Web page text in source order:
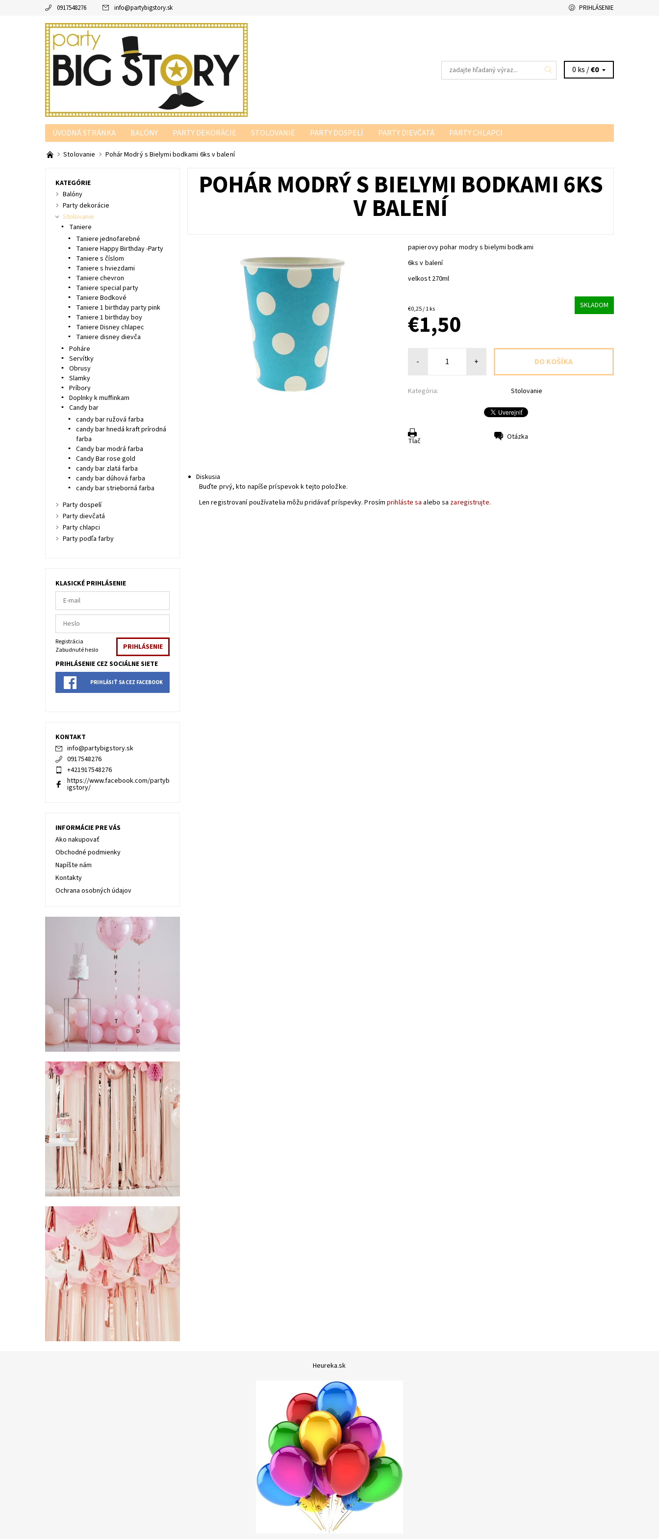
0917548276 info@partybigstory.sk PRIHLÁSENIE
0 ks /€0
ÚVODNÁ STRÁNKA BALÓNY PARTY DEKORÁCIE STOLOVANIE PARTY DOSPELÍ PARTY DIEVČATÁ
PARTY CHLAPCI
PARTY PODĽA FARBY
Stolovanie Pohár Modrý s Bielymi bodkami 6ks v balení
POHÁR MODRÝ S BIELYMI BODKAMI 6KS
V BALENÍ
papierovy pohar modry s bielymi bodkami
6ks v balení
velkost 270ml
€0,25 / 1 ks SKLADOM
€1,50
- +
Kategória: Stolovanie
Tlač Otázka
Diskusia
Buďte prvý, kto napíše príspevok k tejto položke.
Len registrovaní používatelia môžu pridávať príspevky. Prosímprihláste sa alebo sa zaregistrujte.
KATEGÓRIE
Balóny
Party dekorácie
Stolovanie
Taniere
Taniere jednofarebné
Taniere Happy Birthday -Party
Taniere s číslom
Taniere s hviezdami
Taniere chevron
Taniere special party
Taniere Bodkové
Taniere 1 birthday party pink
Taniere 1 birthday boy
Taniere Disney chlapec
Taniere disney dievča
Poháre
Servítky
Obrusy
Slamky
Príbory
Doplnky k muffinkam
Candy bar
candy bar ružová farba
candy bar hnedá kraft prírodná
farba
Candy bar modrá farba
Candy Bar rose gold
candy bar zlatá farba
candy bar dúhová farba
candy bar strieborná farba
Party dospelí
Party dievčatá
Party chlapci
Party podľa farby
KLASICKÉ PRIHLÁSENIE
Registrácia
Zabudnuté heslo
PRIHLÁSENIE CEZ SOCIÁLNE SIETE
PRIHLÁSIŤ SA CEZ FACEBOOK
KONTAKT
info@partybigstory.sk
0917548276
+421917548276
https://www.facebook.com/partyb
igstory/
INFORMÁCIE PRE VÁS
Ako nakupovať
Obchodné podmienky
Napíšte nám
Kontakty
Ochrana osobných údajov
Heureka.sk